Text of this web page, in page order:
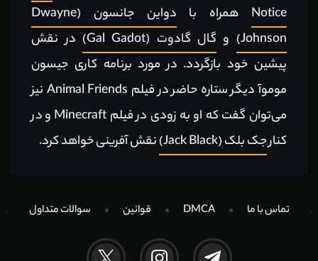
Notice همراه با
دواین جانسون (Dwayne
Johnson)
و گال گادوت (Gal Gadot)
در نقش
پیشین خود بازگردد. در مورد برنامه کاری جیسون
موموآ دیگر ستاره حاضر در فیلم Animal Friends نیز
می‌توان گفت که او به زودی در فیلم Minecraft و در
کنارجک بلک (Jack Black) نقش آفرینی خواهد کرد.
تماس با ما DMCA قوانین سوالات متداول